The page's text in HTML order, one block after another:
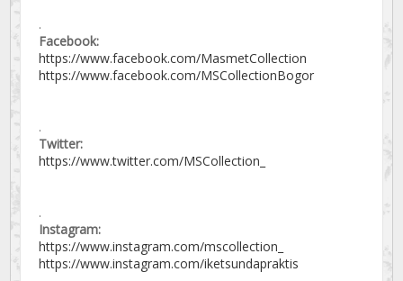
.
Facebook:
https://www.facebook.com/MasmetCollection
https://www.facebook.com/MSCollectionBogor
.
Twitter:
https://www.twitter.com/MSCollection_
.
Instagram:
https://www.instagram.com/mscollection_
https://www.instagram.com/iketsundapraktis